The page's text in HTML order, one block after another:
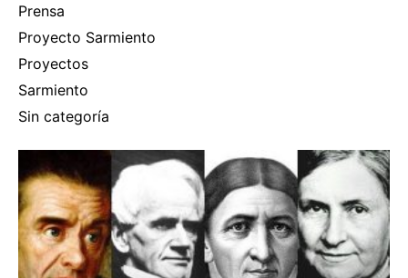
Prensa
Proyecto Sarmiento
Proyectos
Sarmiento
Sin categoría